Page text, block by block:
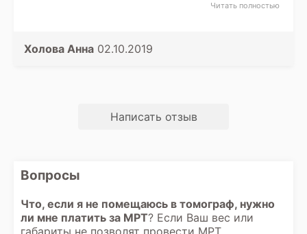
качественно, выдают по окончании диск с
и даёт дальнейшие рекомендации. Умеют
Читать полностью
Холова Анна 02.10.2019
Написать отзыв
Вопросы
Что, если я не помещаюсь в томограф, нужно
ли мне платить за МРТ? Если Ваш вес или